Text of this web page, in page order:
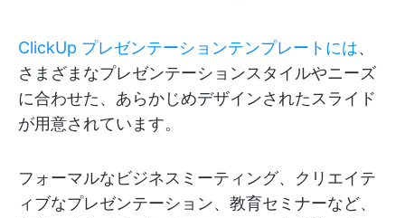
ClickUp プレゼンテーションテンプレートには、
さまざまなプレゼンテーションスタイルやニーズ
に合わせた、あらかじめデザインされたスライド
が用意されています。
フォーマルなビジネスミーティング、クリエイテ
ィブなプレゼンテーション、教育セミナーなど、